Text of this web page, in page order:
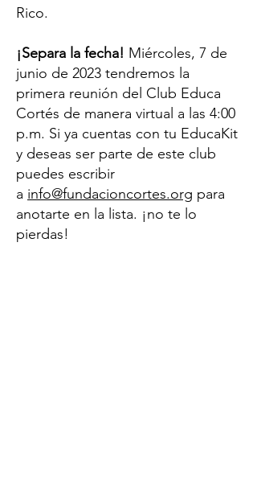
Rico.
¡Separa la fecha! Miércoles, 7 de
junio de 2023 tendremos la
primera reunión del Club Educa
Cortés de manera virtual a las 4:00
p.m. Si ya cuentas con tu EducaKit
y deseas ser parte de este club
puedes escribir
a info@fundacioncortes.org para
anotarte en la lista. ¡no te lo
pierdas!